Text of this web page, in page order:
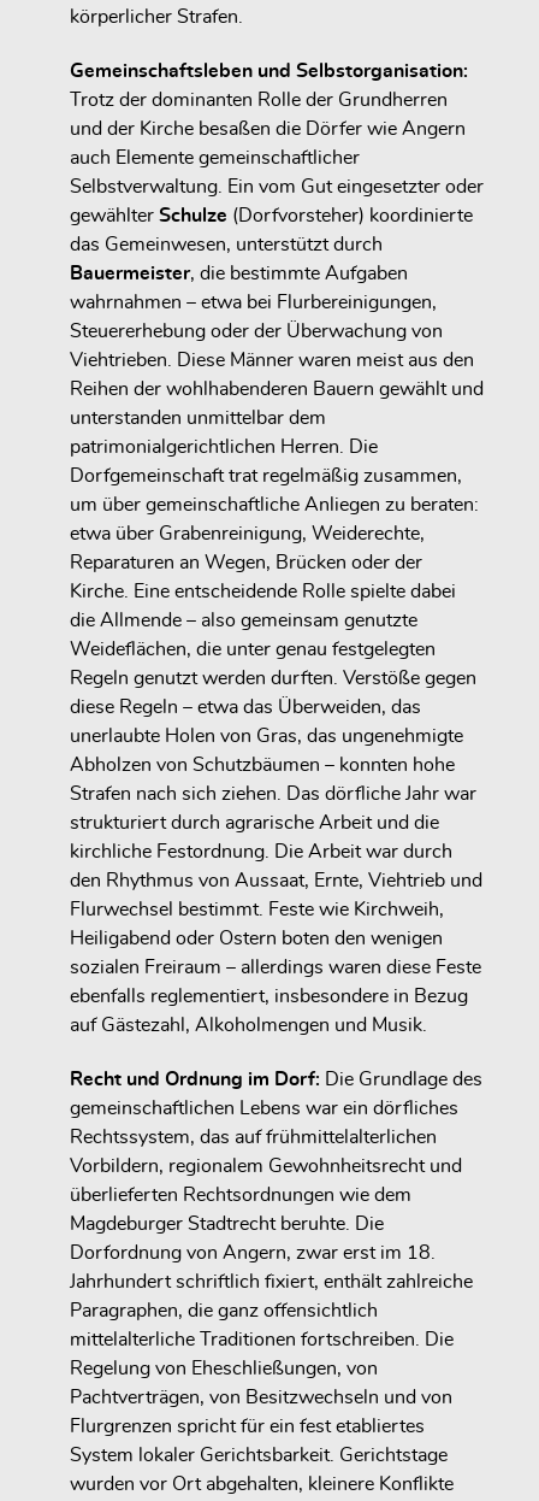
körperlicher Strafen.
Gemeinschaftsleben und Selbstorganisation:
Trotz der dominanten Rolle der Grundherren
und der Kirche besaßen die Dörfer wie Angern
auch Elemente gemeinschaftlicher
Selbstverwaltung. Ein vom Gut eingesetzter oder
gewählter Schulze (Dorfvorsteher) koordinierte
das Gemeinwesen, unterstützt durch
Bauermeister, die bestimmte Aufgaben
wahrnahmen – etwa bei Flurbereinigungen,
Steuererhebung oder der Überwachung von
Viehtrieben. Diese Männer waren meist aus den
Reihen der wohlhabenderen Bauern gewählt und
unterstanden unmittelbar dem
patrimonialgerichtlichen Herren. Die
Dorfgemeinschaft trat regelmäßig zusammen,
um über gemeinschaftliche Anliegen zu beraten:
etwa über Grabenreinigung, Weiderechte,
Reparaturen an Wegen, Brücken oder der
Kirche. Eine entscheidende Rolle spielte dabei
die Allmende – also gemeinsam genutzte
Weideflächen, die unter genau festgelegten
Regeln genutzt werden durften. Verstöße gegen
diese Regeln – etwa das Überweiden, das
unerlaubte Holen von Gras, das ungenehmigte
Abholzen von Schutzbäumen – konnten hohe
Strafen nach sich ziehen. Das dörfliche Jahr war
strukturiert durch agrarische Arbeit und die
kirchliche Festordnung. Die Arbeit war durch
den Rhythmus von Aussaat, Ernte, Viehtrieb und
Flurwechsel bestimmt. Feste wie Kirchweih,
Heiligabend oder Ostern boten den wenigen
sozialen Freiraum – allerdings waren diese Feste
ebenfalls reglementiert, insbesondere in Bezug
auf Gästezahl, Alkoholmengen und Musik.
Recht und Ordnung im Dorf:
Die Grundlage des
gemeinschaftlichen Lebens war ein dörfliches
Rechtssystem, das auf frühmittelalterlichen
Vorbildern, regionalem Gewohnheitsrecht und
überlieferten Rechtsordnungen wie dem
Magdeburger Stadtrechtberuhte. Die
Dorfordnung von Angern, zwar erst im 18.
Jahrhundert schriftlich fixiert, enthält zahlreiche
Paragraphen, die ganz offensichtlich
mittelalterliche Traditionen fortschreiben. Die
Regelung von Eheschließungen, von
Pachtverträgen, von Besitzwechseln und von
Flurgrenzen spricht für ein fest etabliertes
System lokaler Gerichtsbarkeit. Gerichtstage
wurden vor Ort abgehalten, kleinere Konflikte